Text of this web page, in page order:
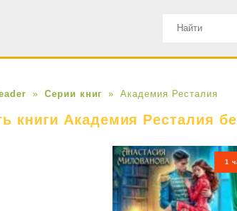
Серии книг Академия Ресталия
книги Академия Ресталия
1